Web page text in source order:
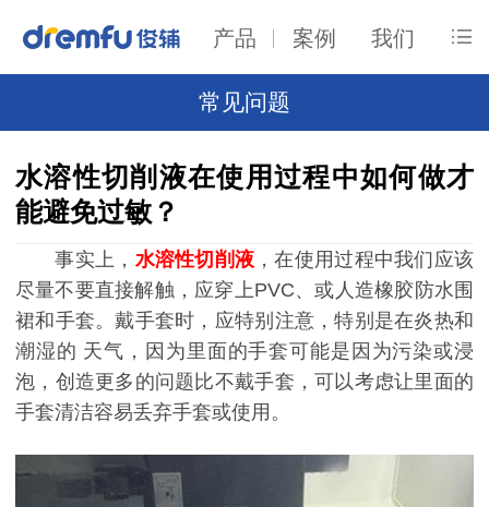
产品 案例 我们
常见问题
水溶性切削液在使用过程中如何做才
能避免过敏？
事实上， 水溶性切削液 ，在使用过程中我们应该
尽量不要直接解触，应穿上PVC、或人造橡胶防水围
裙和手套。戴手套时，应特别注意，特别 是在炎热和
潮湿的 天气，因为里面的手套可能是因为污染或浸
泡，创造更多的问题比不戴手套，可以考虑让里面的
手套清洁容易丢弃手套或使用。